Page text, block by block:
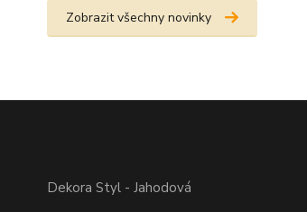
Zobrazit všechny novinky
Dekora Styl - Jahodová